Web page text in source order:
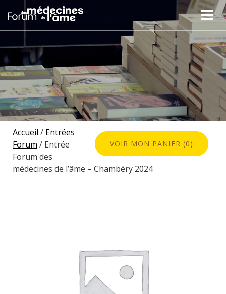
VOIR MON PANIER (0)
Accueil / Entrées
Forum / Entrée
Forum des
médecines de l’âme – Chambéry 2024